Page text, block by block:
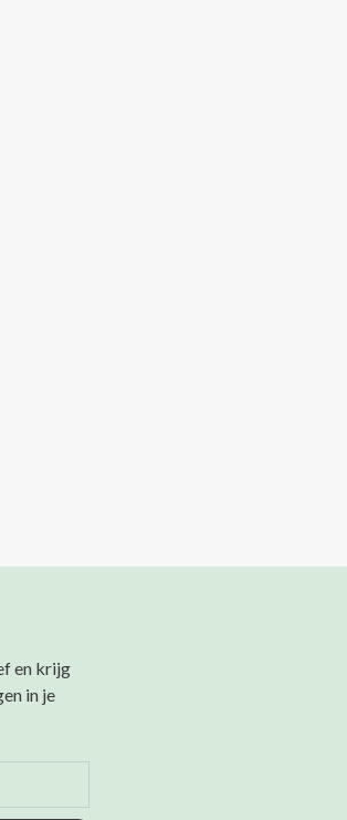
en krijg
in je